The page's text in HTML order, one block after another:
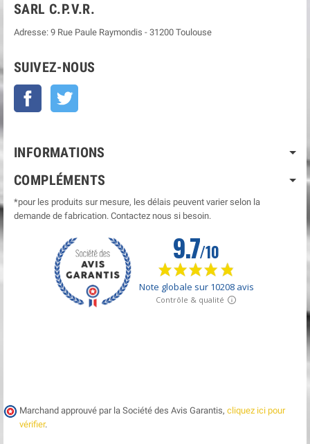
SARL C.P.V.R.
Adresse: 9 Rue Paule Raymondis - 31200 Toulouse
SUIVEZ-NOUS
Facebook
INFORMATIONS
COMPLÉMENTS
*pour les produits sur mesure, les délais peuvent varier selon la
demande de fabrication. Contactez nous si besoin.
Marchand approuvé par la Société des Avis Garantis, cliquez ici pour
vérifier.